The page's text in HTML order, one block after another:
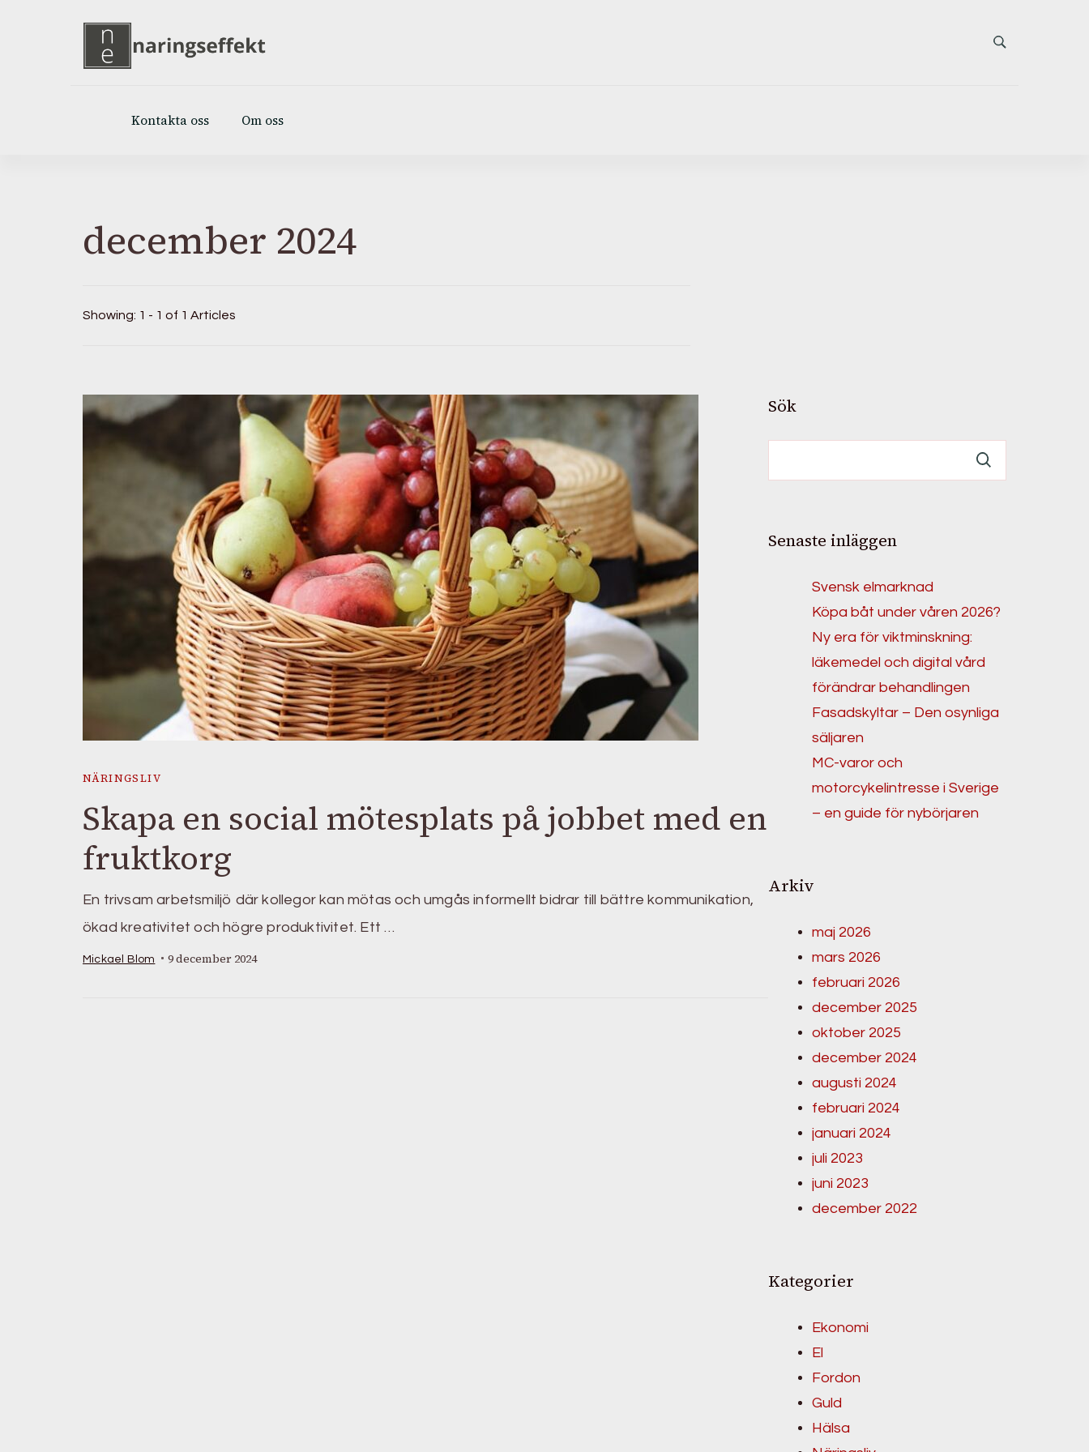
Kontakta oss Om oss
december 2024
Showing: 1 - 1 of 1 Articles
NÄRINGSLIV
Skapa en social mötesplats på jobbet med en
fruktkorg
En trivsam arbetsmiljö där kollegor kan mötas och umgås informellt bidrar till bättre kommunikation,
ökad kreativitet och högre produktivitet. Ett …
Mickael Blom 9 december 2024
Sök
Senaste inläggen
Svensk elmarknad
Köpa båt under våren 2026?
Ny era för viktminskning:
läkemedel och digital vård
förändrar behandlingen
Fasadskyltar – Den osynliga
säljaren
MC-varor och
motorcykelintresse i Sverige
– en guide för nybörjaren
Arkiv
maj 2026
mars 2026
februari 2026
december 2025
oktober 2025
december 2024
augusti 2024
februari 2024
januari 2024
juli 2023
juni 2023
december 2022
Kategorier
Ekonomi
El
Fordon
Guld
Hälsa